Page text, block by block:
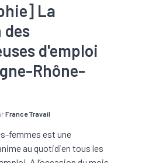
La
d'emploi
Rhône-
France Travail
femmes est une
au quotidien tous les